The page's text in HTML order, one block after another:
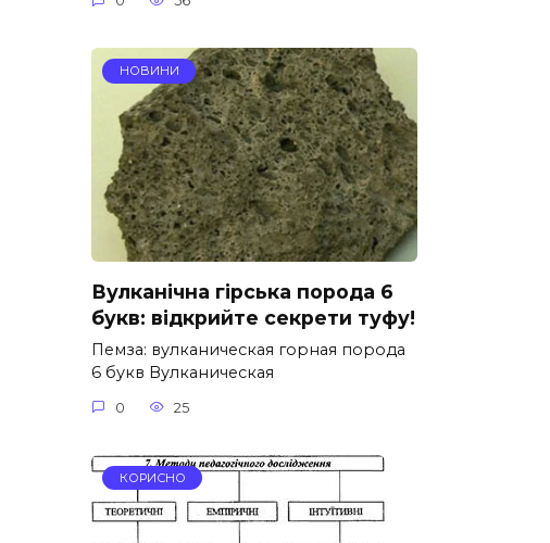
НОВИНИ
Вулканічна гірська порода 6
букв: відкрийте секрети туфу!
Пемза: вулканическая горная порода
6 букв Вулканическая
0 25
КОРИСНО